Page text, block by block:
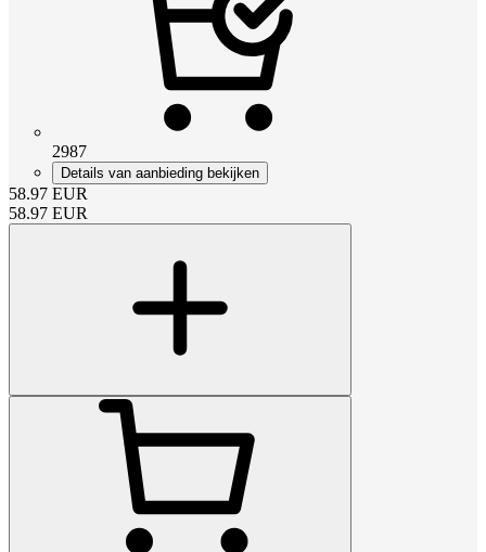
2987
Details van aanbieding bekijken
58.97 EUR
58.97 EUR